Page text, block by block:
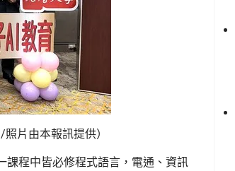
片由本報訊提供）
課程中皆必修程式語言，電通、資訊